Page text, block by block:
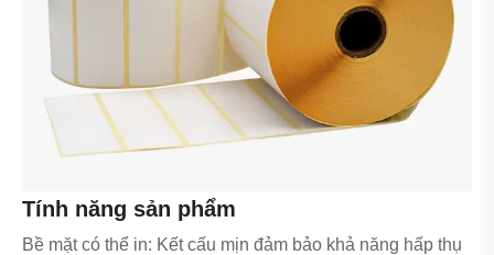
Tính năng sản phẩm
Bề mặt có thể in: Kết cấu mịn đảm bảo khả năng hấp thụ